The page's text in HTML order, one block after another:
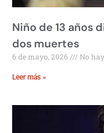
Niño de 13 años
dos muertes
6 de mayo, 2026 No
Leer más »